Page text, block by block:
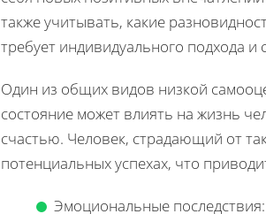
также учитывать, какие
требует индивидуального подхода
Один из общих видов низкой
состояние может влиять на жизнь
счастью. Человек, страдающий от
потенциальных успехах, что
Эмоциональные